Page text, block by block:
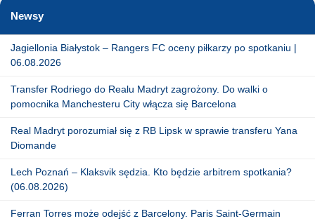
Newsy
Jagiellonia Białystok – Rangers FC oceny piłkarzy po spotkaniu |
06.08.2026
Transfer Rodriego do Realu Madryt zagrożony. Do walki o
pomocnika Manchesteru City włącza się Barcelona
Real Madryt porozumiał się z RB Lipsk w sprawie transferu Yana
Diomande
Lech Poznań – Klaksvik sędzia. Kto będzie arbitrem spotkania?
(06.08.2026)
Ferran Torres może odejść z Barcelony. Paris Saint-Germain